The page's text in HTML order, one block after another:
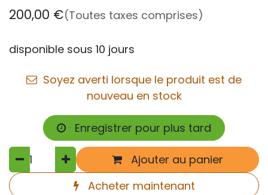
200,00 €(Toutes taxes comprises)
disponible sous 10 jours
Soyez averti lorsque le produit est de
nouveau en stock
Enregistrer pour plus tard
Ajouter au panier
Acheter maintenant